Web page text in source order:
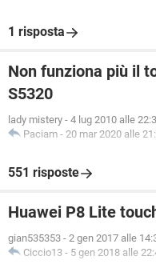
1 risposta
Non funziona più il
S5320
lady mistery - 4 lug 2010 alle
Paciam - 20 mar 2020 alle
551 risposte
Huawei P8 Lite
gian535353 - 2 gen 2017 alle
Ciccio13 - 5 gen 2018 alle